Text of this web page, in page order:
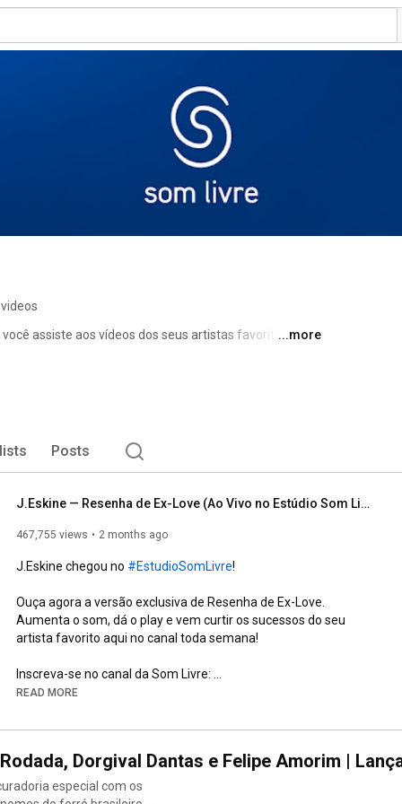
assiste aos vídeos dos seus artistas favoritos dos
...more
Posts
J.Eskine — Resenha de Ex-Love (Ao Vivo no Estúdio Som Livre)
467,755 views 2 months ago
J.Eskine chegou no #EstudioSomLivre!
Ouça agora a versão exclusiva de Resenha de Ex-Love.
Aumenta o som, dá o play e vem curtir os sucessos do seu
artista favorito aqui no canal toda semana!
https://www.youtube.com/@somlivre
— Letra
Pra quem tomou corno, nem escute essa daqui, pelo amor de
Deus
E se for escutar, escuta dez vezes que vocês vão entender
READ MORE
Dorgival Dantas e Felipe Amorim |
especial com os